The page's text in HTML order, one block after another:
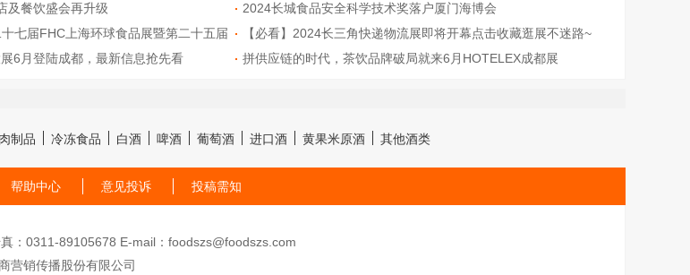
即将盛大启幕！
发布，精彩就在此刻！
及餐饮盛会再升级
2024长城食品安全科学技术奖落户厦门海博会
七届FHC上海环球食品展暨第二十五届
赛发布会成功召开！
【必看】2024长三角快递物流展即将开幕点击收藏逛展不迷路~
6月登陆成都，最新信息抢先看
拼供应链的时代，茶饮品牌破局就来6月HOTELEX成都展
肉制品 冷冻食品 白酒 啤酒 葡萄酒 进口酒 黄果米原酒 其他酒类
帮助中心 意见投诉 投稿需知
：0311-89105678 E-mail：foodszs@foodszs.com
营销传播股份有限公司